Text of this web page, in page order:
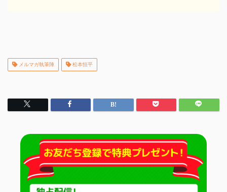
メルマガ執筆陣 松本恒平